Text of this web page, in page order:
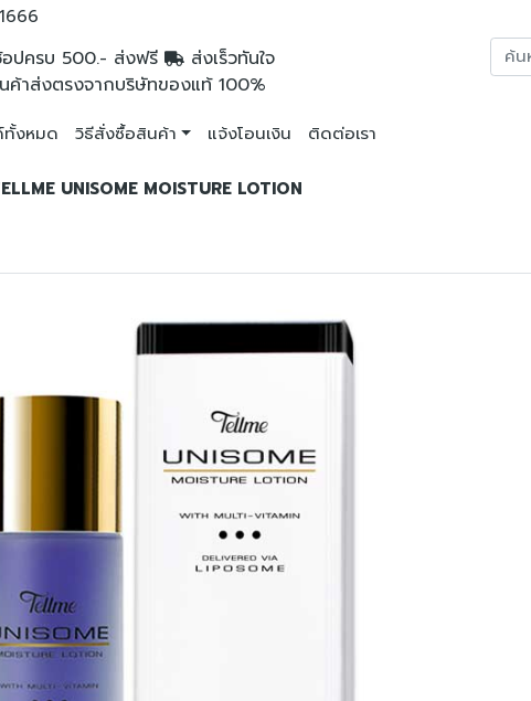
ปครบ 500.- ส่งฟรี
ส่งเร็วทันใจ
ค้าส่งตรงจากบริษัทของแท้ 100%
งหมด วิธีสั่งซื้อสินค้า แจ้งโอนเงิน ติดต่อเรา
UNISOME MOISTURE LOTION